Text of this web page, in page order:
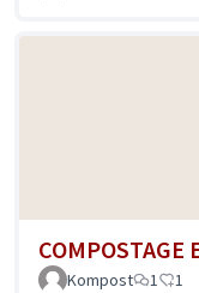
COMPOSTAGE
Kompost
1 1